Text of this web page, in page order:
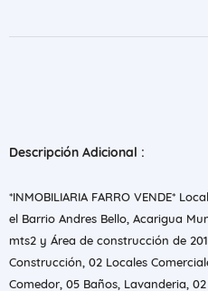
Descripción Adicional :
*INMOBILIARIA FARRO VENDE*
el Barrio Andres Bello, Acarigua
mts2 y Área de construcción de
Construcción, 02 Locales
Comedor, 05 Baños, Lavanderia,